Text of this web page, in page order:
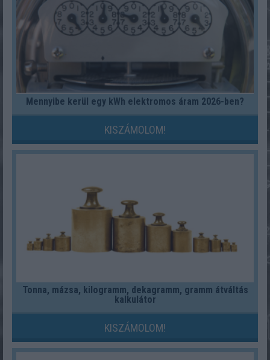
Mennyibe kerül egy kWh elektromos áram 2026-ben?
KISZÁMOLOM!
Tonna, mázsa, kilogramm, dekagramm, gramm átváltás
kalkulátor
KISZÁMOLOM!